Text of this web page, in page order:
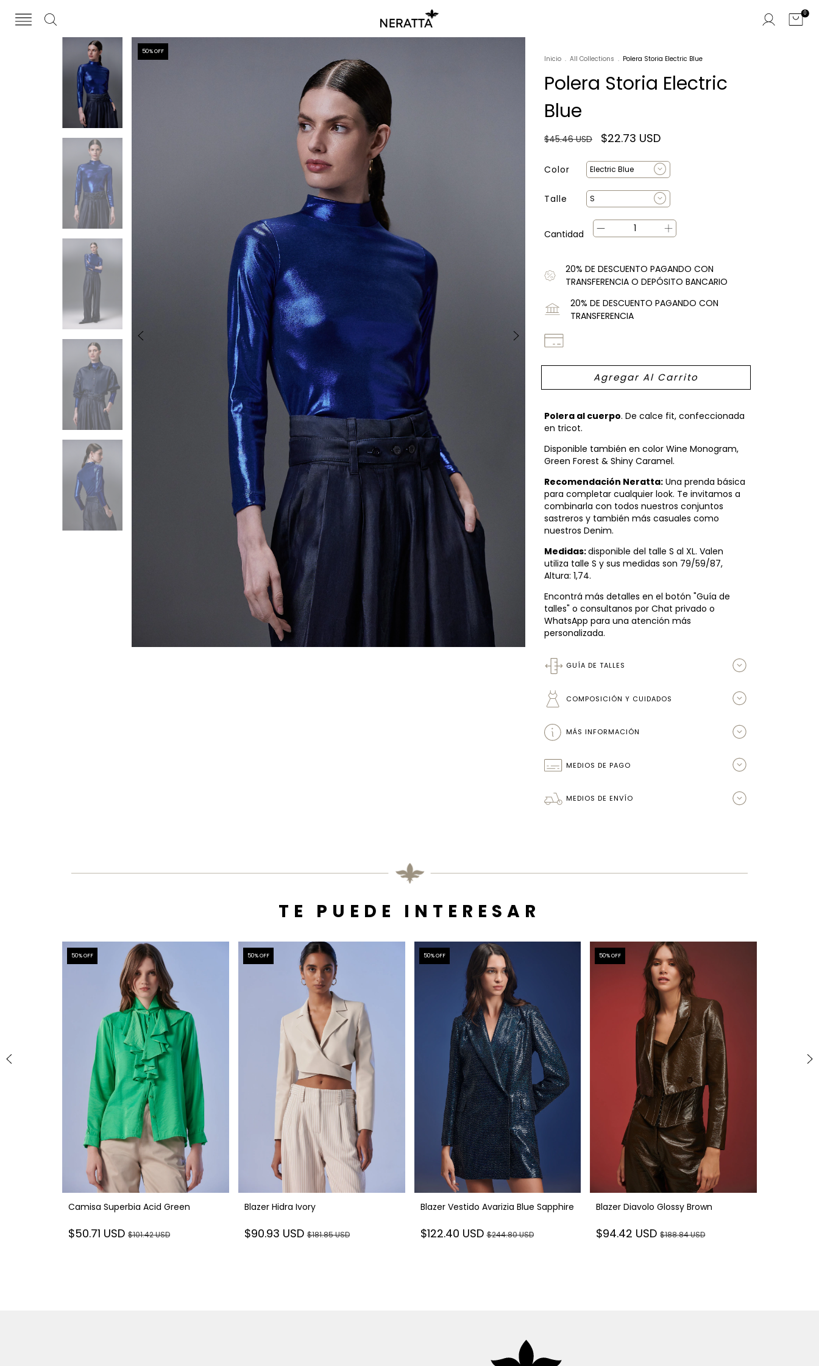
0
50% OFF
Inicio . All Collections . Polera Storia Electric Blue
Polera Storia Electric
Blue
$45.46 USD $22.73 USD
Color
Talle
Cantidad
20% DE DESCUENTO PAGANDO CON
TRANSFERENCIA O DEPÓSITO BANCARIO
20% DE DESCUENTO PAGANDO CON
TRANSFERENCIA
Polera al cuerpo. De calce fit, confeccionada
en tricot.
Disponible también en color Wine Monogram,
Green Forest & Shiny Caramel.
Recomendación Neratta: Una prenda básica
para completar cualquier look. Te invitamos a
combinarla con todos nuestros conjuntos
sastreros y también más casuales como
nuestros Denim.
Medidas:disponible del talle S al XL. Valen
utiliza talle S y sus medidas son 79/59/87,
Altura: 1,74.
Encontrá más detalles en el botón "Guía de
talles" o consultanos por Chat privado o
WhatsApp para una atención más
personalizada.
GUÍA DE TALLES
COMPOSICIÓN Y CUIDADOS
MÁS INFORMACIÓN
MEDIOS DE PAGO
MEDIOS DE ENVÍO
TE PUEDE INTERESAR
50% OFF
Camisa Superbia Acid Green
$50.71 USD $101.42 USD
50% OFF
Blazer Hidra Ivory
$90.93 USD$181.85 USD
50% OFF
Blazer Vestido Avarizia Blue Sapphire
$122.40 USD$244.80 USD
50% OFF
Blazer Diavolo Glossy Brown
$94.42 USD$188.84 USD